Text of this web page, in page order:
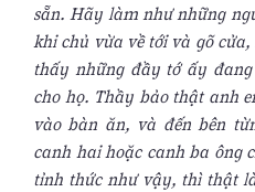
sẵn. Hãy làm như những
khi chủ vừa về tới và gõ
thấy những đầy tớ ấy
cho họ. Thầy bảo thật anh
vào bàn ăn, và đến bên
canh hai hoặc canh ba ông
tỉnh thức như vậy, thì thật